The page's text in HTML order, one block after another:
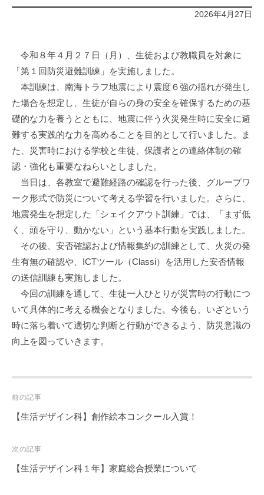
2026年4月27日
令和８年４月２７日（月）、生徒および教職員を対象に
「第１回防災避難訓練」を実施しました。
本訓練は、南海トラフ地震により震度６強の揺れが発生し
た場合を想定し、生徒が自らの身の安全を確保するための基
礎的な力を養うとともに、地震に伴う火災発生時に安全に避
難する実践的な力を高めることを目的として行いました。ま
た、災害時における学校と生徒、保護者との連絡体制の確
認・強化も重要なねらいとしました。
当日は、各教室で避難経路の確認を行った後、グループワ
ーク形式で防災について考える学習を行いました。さらに、
地震発生を想定した「シェイクアウト訓練」では、「まず低
く、頭を守り、動かない」という基本行動を実践しました。
その後、安否確認および情報集約の訓練として、火災の発
生有無の確認や、ICTツール（Classi）を活用した安否情報
の送信訓練も実施しました。
今回の訓練を通して、生徒一人ひとりが災害時の行動につ
いて具体的に考える機会となりました。今後も、いざという
時に落ち着いて適切な判断と行動ができるよう、防災意識の
向上を図っていきます。
Post
navigation
前の記事
【生活デザイン科】創作絵本コンクール入賞！
次の記事
【生活デザイン科１年】家庭総合授業について